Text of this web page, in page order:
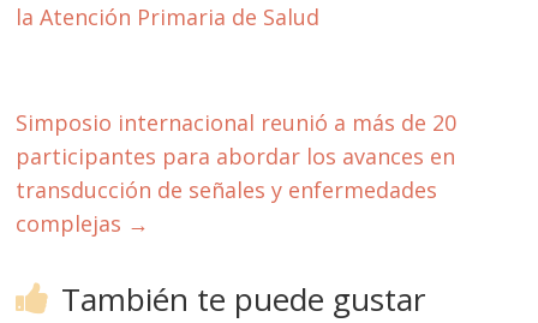
la Atención Primaria de Salud
Simposio internacional reunió a más de 20
participantes para abordar los avances en
transducción de señales y enfermedades
complejas →
También te puede gustar